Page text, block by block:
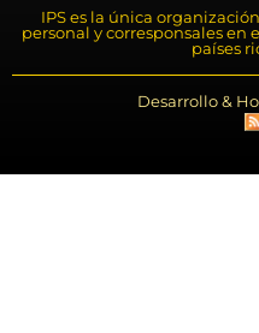
IPS es la única
personal y corresponsales en
países
Desarrollo &